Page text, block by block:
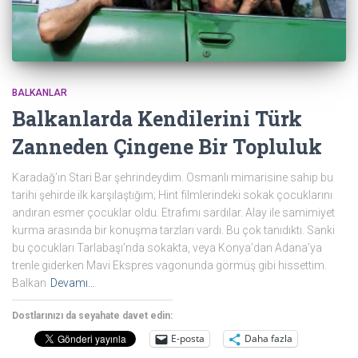
BALKANLAR
Balkanlarda Kendilerini Türk
Zanneden Çingene Bir Topluluk
Karadağ’ın Stari Bar şehrindeydim. Osmanlı mimarisine sahip bu
tarihi şehirde ilk karşılaştığım; Hint filmlerindeki sokak çocuklarını
andıran esmer çocuklar oldu. Etrafımı sardılar. Alay ile samimiyet
kurma arasında bir konuşma tarzları vardı. Bu çok tanıdıktı. Sanki
bu çocukları Tarlabaşı’nda sokakta, veya Konya’dan Adana’ya
trenle giderken Mavi Ekspres vagonunda görmüş gibi hissettim.
Balkan Devamı…
Dostlarınızı da seyahate davet edin:
E-posta Daha fazla